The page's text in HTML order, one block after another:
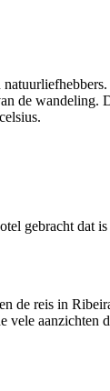
de
gebracht dat
de reis in